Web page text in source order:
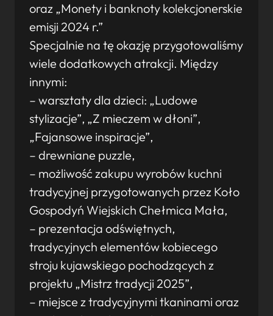
oraz „Monety i banknoty kolekcjonerskie
emisji 2024 r.”
Specjalnie na tę okazję przygotowaliśmy
wiele dodatkowych atrakcji. Między
innymi:
– warsztaty dla dzieci: „Ludowe
stylizacje”, „Z mieczem w dłoni”,
„Fajansowe inspiracje”,
– drewniane puzzle,
– możliwość zakupu wyrobów kuchni
tradycyjnej przygotowanych przez Koło
Gospodyń Wiejskich Chełmica Mała,
– prezentacja odświętnych,
tradycyjnych elementów kobiecego
stroju kujawskiego pochodzących z
projektu „Mistrz tradycji 2025”,
– miejsce z tradycyjnymi tkaninami oraz